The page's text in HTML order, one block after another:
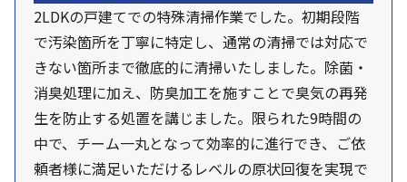
2LDKの戸建てでの特殊清掃作業でした。初期段階
で汚染箇所を丁寧に特定し、通常の清掃では対応で
きない箇所まで徹底的に清掃いたしました。除菌・
消臭処理に加え、防臭加工を施すことで臭気の再発
生を防止する処置を講じました。限られた9時間の
中で、チーム一丸となって効率的に進行でき、ご依
頼者様に満足いただけるレベルの原状回復を実現で